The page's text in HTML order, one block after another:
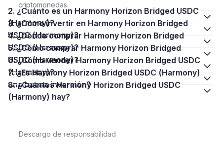
criptomonedas.
2. ¿Cuánto es un Harmony Horizon Bridged USDC
(Harmony)?
3. ¿Cómo invertir en Harmony Horizon Bridged
USDC (Harmony)?
4. ¿Dónde comprar Harmony Horizon Bridged
USDC (Harmony)?
5. ¿Cómo comprar Harmony Horizon Bridged
USDC (Harmony)?
6. ¿Cómo vender Harmony Horizon Bridged USDC
(Harmony)?
7. ¿Es Harmony Horizon Bridged USDC (Harmony)
una buena inversión?
8. ¿Cuántos Harmony Horizon Bridged USDC
(Harmony) hay?
Descargo de responsabilidad